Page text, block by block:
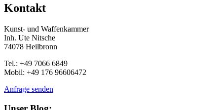
Kontakt
Kunst- und Waffenkammer
Inh. Ute Nitsche
74078 Heilbronn
Tel.: +49 7066 6849
Mobil: +49 176 96606472
Anfrage senden